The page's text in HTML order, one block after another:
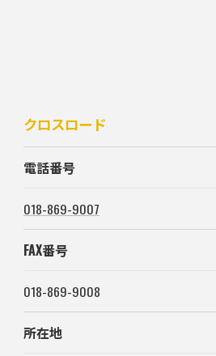
クロスロード
電話番号
018-869-9007
FAX番号
018-869-9008
所在地